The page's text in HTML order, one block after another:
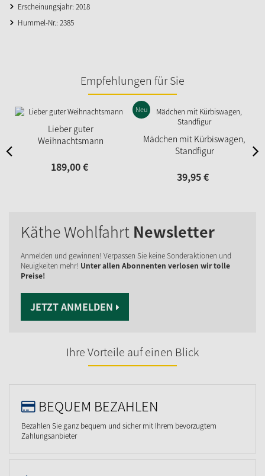
Erscheinungsjahr: 2018
Hummel-Nr.: 2385
Empfehlungen für Sie
Lieber guter
Weihnachtsmann
189,00€
Mädchen mit Kürbiswagen,
Standfigur
Neu
39,95€
Käthe Wohlfahrt Newsletter
Anmelden und gewinnen! Verpassen Sie keine Sonderaktionen und
Neuigkeiten mehr! Unter allen Abonnenten verlosen wir tolle
Preise!
JETZT ANMELDEN
Ihre Vorteile auf einen Blick
BEQUEM BEZAHLEN
Bezahlen Sie ganz bequem und sicher mit Ihrem bevorzugtem
Zahlungsanbieter